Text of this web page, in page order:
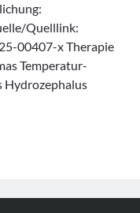
Quelllink:
00407-x Therapie
Temperatur-
Hydrozephalus